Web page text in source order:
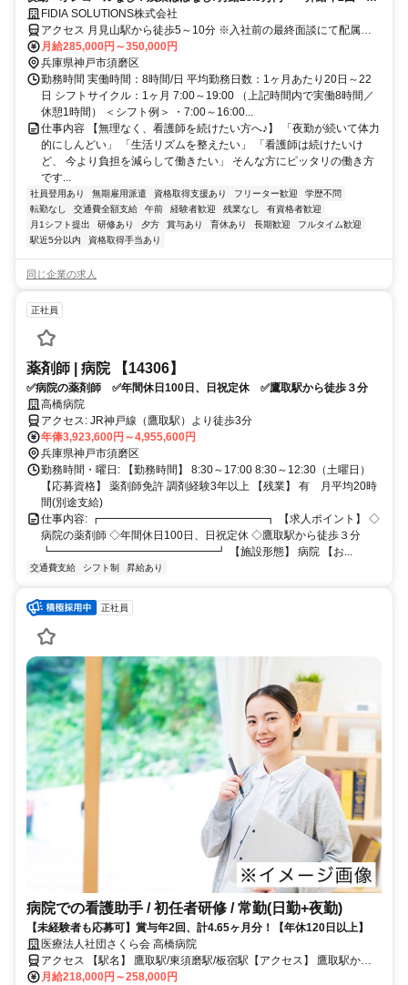
与年2回★初年度は賞与年3回★
FIDIA SOLUTIONS株式会社
アクセス 月見山駅から徒歩5～10分 ※入社前の最終面談にて配属先
を決定致します。
月給285,000円～350,000円
兵庫県神戸市須磨区
勤務時間 実働時間：8時間/日 平均勤務日数：1ヶ月あたり20日～22
日 シフトサイクル：1ヶ月 7:00～19:00 （上記時間内で実働8時間／
休憩1時間） ＜シフト例＞ ・7:00～16:00...
仕事内容 【無理なく、看護師を続けたい方へ♪】 「夜勤が続いて体力
的にしんどい」 「生活リズムを整えたい」 「看護師は続けたいけ
ど、 今より負担を減らして働きたい」 そんな方にピッタリの働き方
です...
社員登用あり 無期雇用派遣 資格取得支援あり フリーター歓迎
学歴不問
転勤なし
交通費全額支給 午前 経験者歓迎 残業なし
有資格者歓迎
月1シフト提出
研修あり 夕方 賞与あり 育休あり 長期歓迎
フルタイム歓迎
駅近5分以内
資格取得手当あり
同じ企業の求人
正社員
薬剤師 | 病院 【14306】
✅病院の薬剤師 ✅年間休日100日、日祝定休 ✅鷹取駅から徒歩３分
高橋病院
アクセス: JR神戸線（鷹取駅）より徒歩3分
年俸3,923,600円～4,955,600円
兵庫県神戸市須磨区
勤務時間・曜日: 【勤務時間】 8:30～17:00 8:30～12:30（土曜日）
【応募資格】 薬剤師免許 調剤経験3年以上 【残業】 有 月平均20時
間(別途支給)
仕事内容: ┏━━━━━━━━━━━━━━━┓ 【求人ポイント】 ◇
病院の薬剤師 ◇年間休日100日、日祝定休 ◇鷹取駅から徒歩３分
┗━━━━━━━━━━━━━━━┛ 【施設形態】 病院 【お...
交通費支給 シフト制 昇給あり
正社員
病院での看護助手 / 初任者研修 / 常勤(日勤+夜勤)
【未経験者も応募可】賞与年2回、計4.65ヶ月分！【年休120日以上】
医療法人社団さくら会 高橋病院
アクセス 【駅名】 鷹取駅/東須磨駅/板宿駅【アクセス】 鷹取駅から
徒歩4分
月給218,000円～258,000円